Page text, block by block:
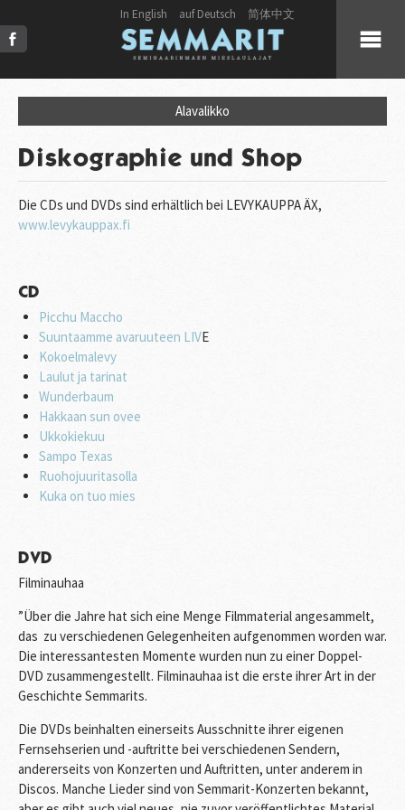
In English auf Deutsch 简体中文
KUULUMISET
KUORO
LIVE
Alavalikko
Diskographie und Shop
Die CDs und DVDs sind erhältlich bei LEVYKAUPPA ÄX,
www.levykauppax.fi
CD
Picchu Maccho
Suuntaamme avaruuteen LIVE
Kokoelmalevy
Laulut ja tarinat
Wunderbaum
Hakkaan sun ovee
Ukkokiekuu
Sampo Texas
Ruohojuuritasolla
Kuka on tuo mies
DVD
Filminauhaa
”Über die Jahre hat sich eine Menge Filmmaterial angesammelt,
das zu verschiedenen Gelegenheiten aufgenommen worden war.
Die interessantesten Momente wurden nun zu einer Doppel-
DVD zusammengestellt. Filminauhaa ist die erste ihrer Art in der
Geschichte Semmarits.
Die DVDs beinhalten einerseits Ausschnitte ihrer eigenen
Fernsehserien und -auftritte bei verschiedenen Sendern,
andererseits von Konzerten und Auftritten, unter anderem in
Discos. Manche Lieder sind von Semmarit-Konzerten bekannt,